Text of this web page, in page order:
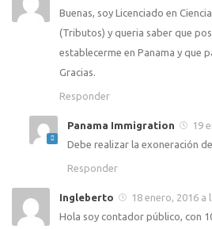
Buenas, soy Licenciado en
(Tributos) y queria saber que
establecerme en Panama y que
Gracias.
Responder
Panama Immigration
19
Debe realizar la exoneración
Responder
Ingleberto
18 enero, 2016 a
Hola soy contador público, con